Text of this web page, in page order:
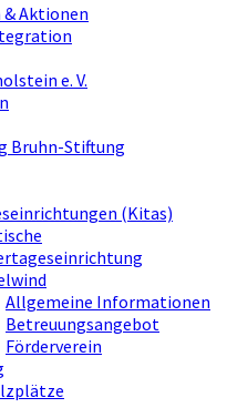
Aktionen
e. V.
Bruhn-Stiftung
(Kitas)
Allgemeine Informationen
Betreuungsangebot
Förderverein